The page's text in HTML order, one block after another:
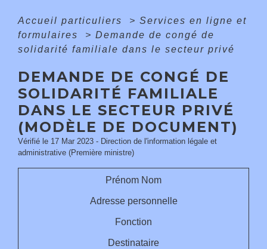
Accueil particuliers > Services en ligne et
formulaires
> Demande de congé de
solidarité familiale dans le secteur privé
DEMANDE DE CONGÉ DE
SOLIDARITÉ FAMILIALE
DANS LE SECTEUR PRIVÉ
(MODÈLE DE DOCUMENT)
Vérifié le 17 Mar 2023 - Direction de l'information légale et
administrative (Première ministre)
Prénom Nom
Adresse personnelle
Fonction
Destinataire